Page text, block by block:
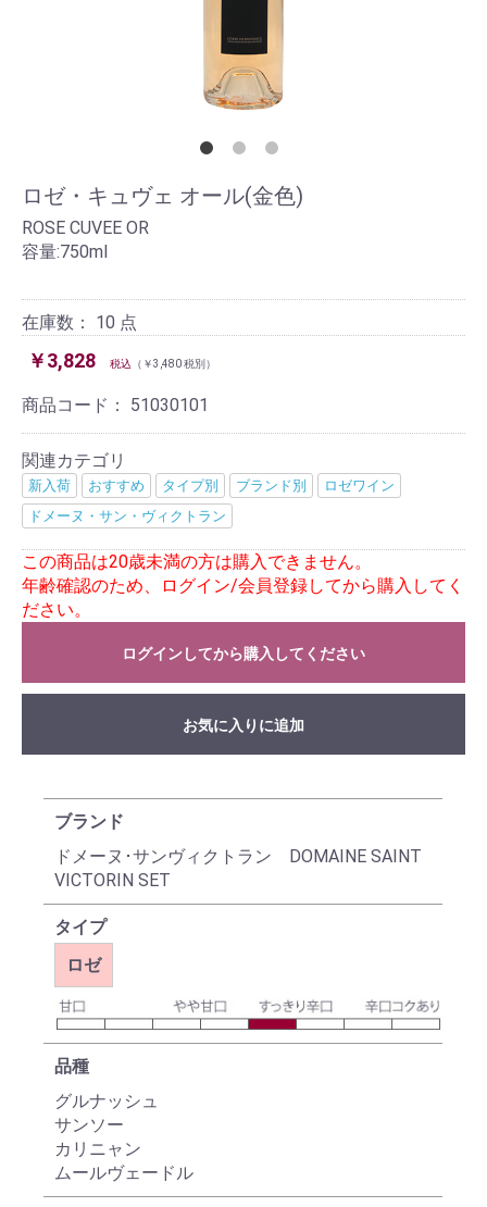
ロゼ・キュヴェ オール(金色)
ROSE CUVEE OR
容量:750ml
在庫数： 10 点
￥3,828 税込 （￥3,480 税別）
商品コード： 51030101
関連カテゴリ
新入荷 おすすめ タイプ別 ブランド別
ロゼワイン
ドメーヌ・サン・ヴィクトラン
この商品は20歳未満の方は購入できません。
年齢確認のため、ログイン/会員登録してから購入してく
ださい。
ログインしてから購入してください
お気に入りに追加
ブランド
ドメーヌ･サンヴィクトラン DOMAINE SAINT
VICTORIN SET
タイプ
ロゼ
品種
グルナッシュ
サンソー
カリニャン
ムールヴェードル